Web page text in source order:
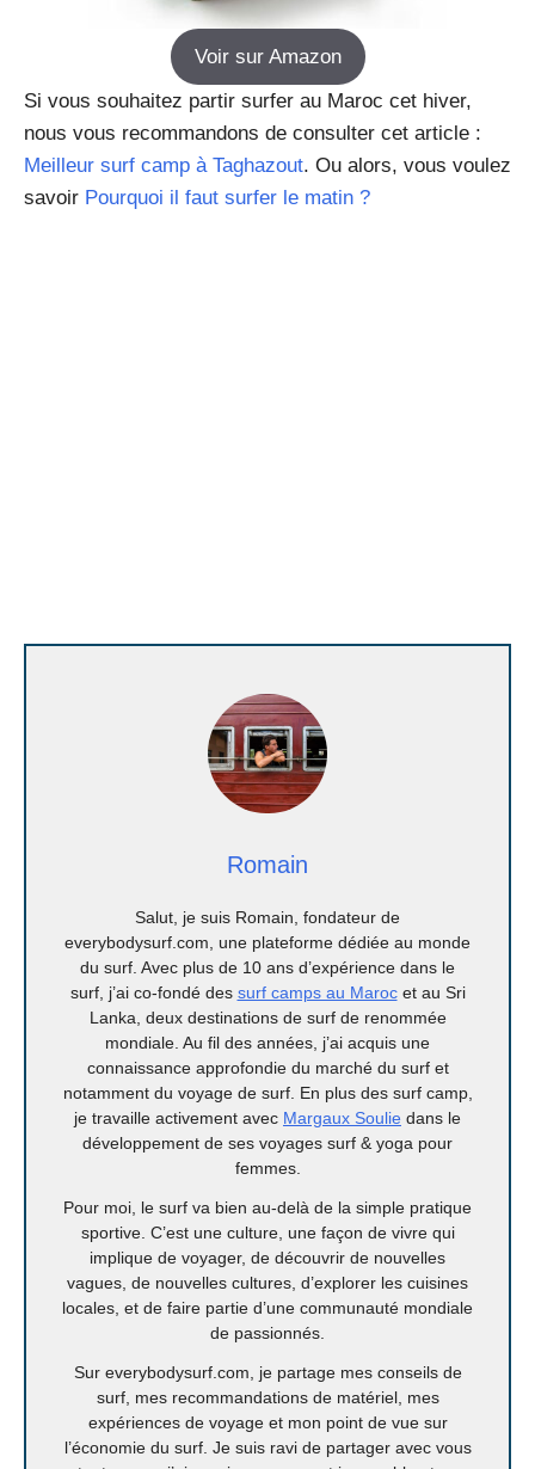
Voir sur Amazon
Si vous souhaitez partir surfer au Maroc cet hiver,
nous vous recommandons de consulter cet article :
Meilleur surf camp à Taghazout. Ou alors, vous voulez
savoir Pourquoi il faut surfer le matin ?
Romain
Salut, je suis Romain, fondateur de
everybodysurf.com, une plateforme dédiée au monde
du surf. Avec plus de 10 ans d’expérience dans le
surf, j’ai co-fondé des surf camps au Marocet au Sri
Lanka, deux destinations de surf de renommée
mondiale. Au fil des années, j’ai acquis une
connaissance approfondie du marché du surf et
notamment du voyage de surf. En plus des surf camp,
je travaille activement avec Margaux Soulie dans le
développement de ses voyages surf & yoga pour
femmes.
Pour moi, le surf va bien au-delà de la simple pratique
sportive. C’est une culture, une façon de vivre qui
implique de voyager, de découvrir de nouvelles
vagues, de nouvelles cultures, d’explorer les cuisines
locales, et de faire partie d’une communauté mondiale
de passionnés.
Sur everybodysurf.com, je partage mes conseils de
surf, mes recommandations de matériel, mes
expériences de voyage et mon point de vue sur
l’économie du surf. Je suis ravi de partager avec vous